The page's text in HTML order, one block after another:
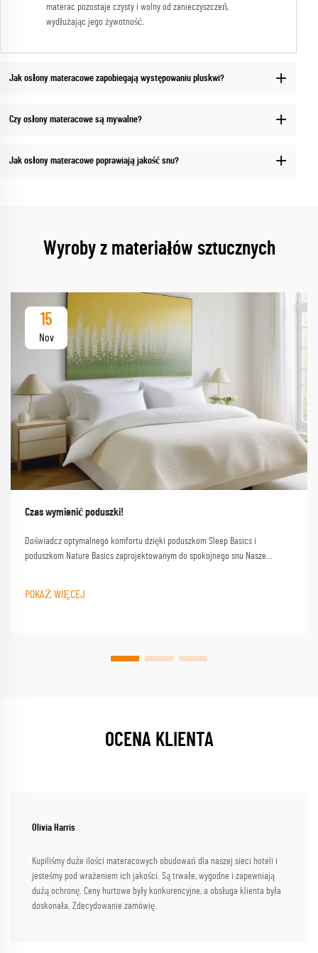
materac pozostaje czysty i wolny od zanieczyszczeń,
wydłużając jego żywotność.
Jak osłony materacowe zapobiegają występowaniu pluskwi?
Czy osłony materacowe są mywalne?
Jak osłony materacowe poprawiają jakość snu?
Wyroby z materiałów sztucznych
15
Nov
Czas wymienić poduszki!
Doświadcz optymalnego komfortu dzięki poduszkom Sleep Basics i
poduszkom Nature Basics zaprojektowanym do spokojnego snu Nasze
dostosowane wsparcie dla każdego śpiącego
POKAŻ WIĘCEJ
OCENA KLIENTA
Olivia Harris
Kupiliśmy duże ilości materacowych obudowań dla naszej sieci hoteli i
jesteśmy pod wrażeniem ich jakości. Są trwałe, wygodne i zapewniają
dużą ochronę. Ceny hurtowe były konkurencyjne, a obsługa klienta była
doskonała. Zdecydowanie zamówię.